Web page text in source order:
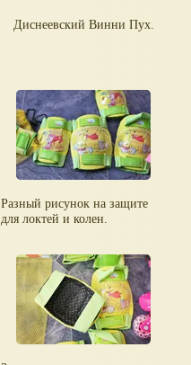
Диснеевский Винни Пух.
Разный рисунок на защите
для локтей и колен.